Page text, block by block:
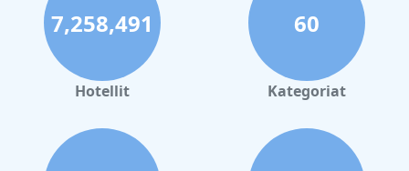
7,258,491
Hotellit
60
Kategoriat